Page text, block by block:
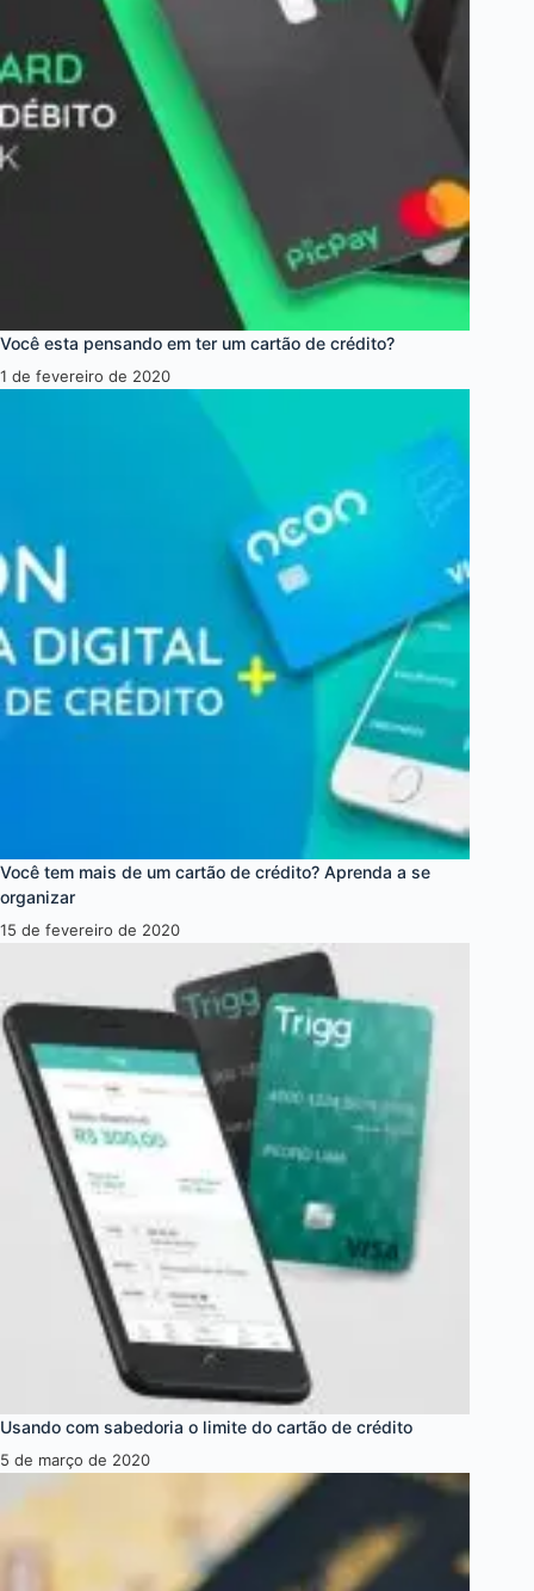
Você esta pensando em ter um cartão de crédito?
1 de fevereiro de 2020
Você tem mais de um cartão de crédito? Aprenda a se
organizar
15 de fevereiro de 2020
Usando com sabedoria o limite do cartão de crédito
5 de março de 2020